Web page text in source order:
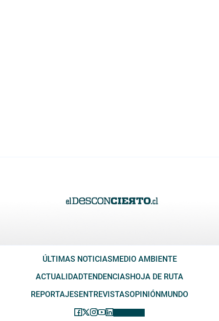
ÚLTIMAS NOTICIASMEDIO AMBIENTE
ACTUALIDADTENDENCIASHOJA DE RUTA
REPORTAJESENTREVISTASOPINIÓNMUNDO